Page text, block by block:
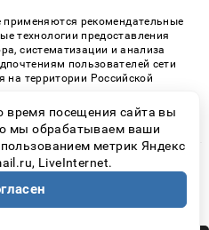
рекомендательные
технологии предоставления
систематизации и анализа
пользователей сети
на территории Российской
рекомендательных
обменной сети
«СМИ2» (PDF)
| Все права защищены
сайта 16+
время посещения сайта вы
мы обрабатываем ваши
метрик Яндекс
LiveInternet.